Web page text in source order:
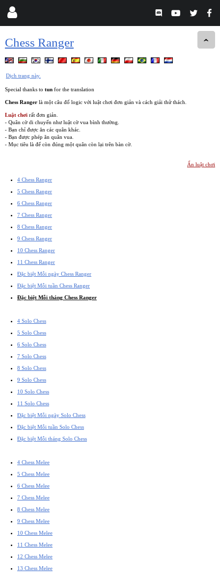
Chess Ranger
Dịch trang này.
Special thanks to tun for the translation
Chess Ranger là một câu đố logic với luật chơi đơn giản và cách giải thử thách.
Luật chơi rất đơn giản.
- Quân cờ di chuyển như luật cờ vua bình thường.
- Bạn chỉ được ăn các quân khác.
- Bạn được phép ăn quân vua.
- Mục tiêu là để còn đúng một quân còn lại trên bàn cờ.
Ẩn luật chơi
4 Chess Ranger
5 Chess Ranger
6 Chess Ranger
7 Chess Ranger
8 Chess Ranger
9 Chess Ranger
10 Chess Ranger
11 Chess Ranger
Đặc biệt Mỗi ngày Chess Ranger
Đặc biệt Mỗi tuần Chess Ranger
Đặc biệt Mỗi tháng Chess Ranger
4 Solo Chess
5 Solo Chess
6 Solo Chess
7 Solo Chess
8 Solo Chess
9 Solo Chess
10 Solo Chess
11 Solo Chess
Đặc biệt Mỗi ngày Solo Chess
Đặc biệt Mỗi tuần Solo Chess
Đặc biệt Mỗi tháng Solo Chess
4 Chess Melee
5 Chess Melee
6 Chess Melee
7 Chess Melee
8 Chess Melee
9 Chess Melee
10 Chess Melee
11 Chess Melee
12 Chess Melee
13 Chess Melee